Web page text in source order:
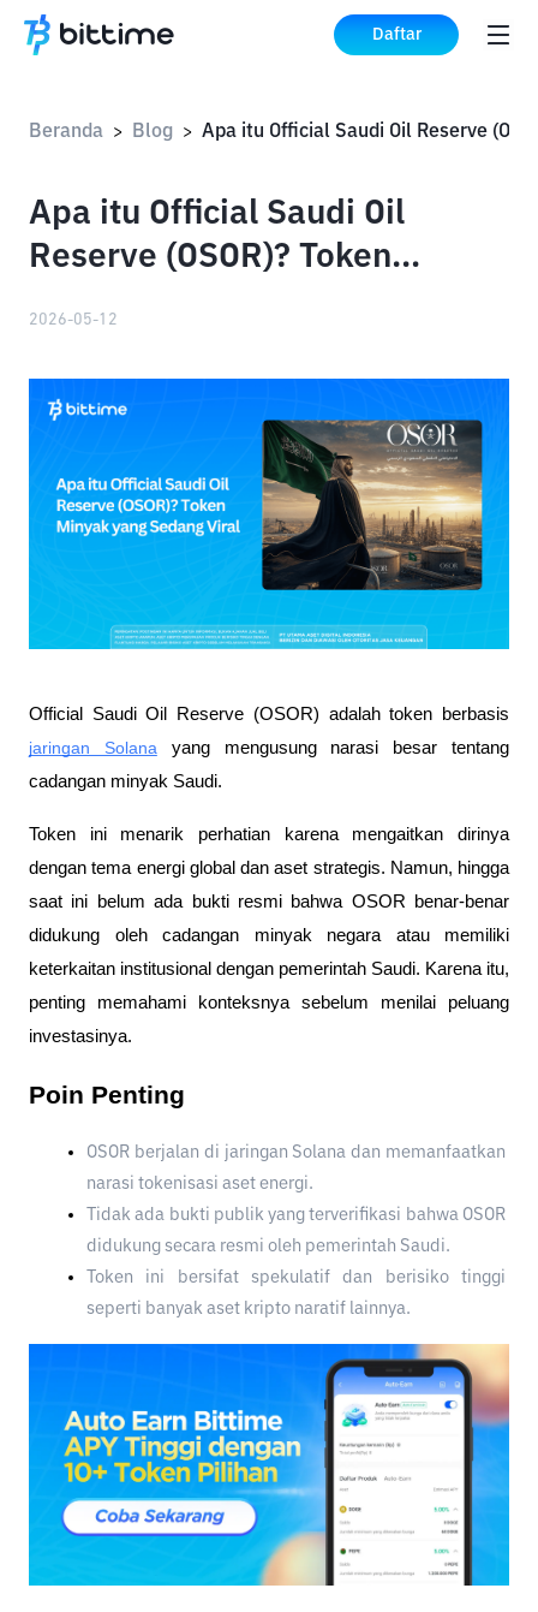
Daftar
Beranda > Blog >
Apa itu Official Saudi Oil
Reserve (OSOR)? Token
2026-05-12
jaringan Solana yang mengusung narasi besar tentang
cadangan minyak Saudi.
Token ini menarik perhatian karena mengaitkan dirinya
dengan tema energi global dan aset strategis. Namun, hingga
saat ini belum ada bukti resmi bahwa OSOR benar-benar
didukung oleh cadangan minyak negara atau memiliki
keterkaitan institusional dengan pemerintah Saudi. Karena itu,
penting memahami konteksnya sebelum menilai peluang
investasinya.
Poin Penting
OSOR berjalan di jaringan Solana dan memanfaatkan
narasi tokenisasi aset energi.
Tidak ada bukti publik yang terverifikasi bahwa OSOR
didukung secara resmi oleh pemerintah Saudi.
Token ini bersifat spekulatif dan berisiko tinggi
seperti banyak aset kripto naratif lainnya.